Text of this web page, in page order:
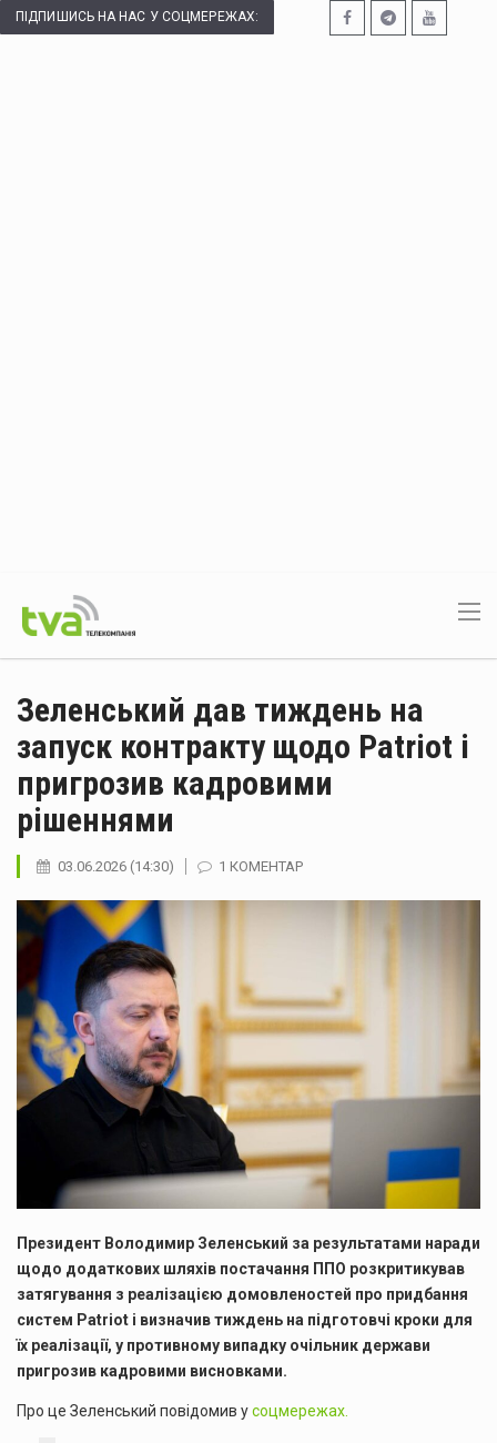
ПІДПИШИСЬ НА НАС У СОЦМЕРЕЖАХ:
Зеленський дав тиждень на
запуск контракту щодо Patriot і
пригрозив кадровими
рішеннями
03.06.2026 (14:30) 1 КОМЕНТАР
Президент Володимир Зеленський за результатами наради
щодо додаткових шляхів постачання ППО розкритикував
затягування з реалізацією домовленостей про придбання
систем Patriot і визначив тиждень на підготовчі кроки для
їх реалізації, у противному випадку очільник держави
пригрозив кадровими висновками.
Про це Зеленський повідомив усоцмережах.